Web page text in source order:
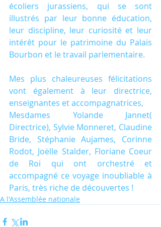
écoliers jurassiens, qui se sont
illustrés par leur bonne éducation,
leur discipline, leur curiosité et leur
intérêt pour le patrimoine du Palais
Bourbon et le travail parlementaire.
Mes plus chaleureuses félicitations
vont également à leur directrice,
enseignantes et accompagnatrices,
Mesdames Yolande Jannet(
Directrice), Sylvie Monneret, Claudine
Bride, Stéphanie Aujames, Corinne
Rodot, Joëlle Stalder, Floriane Coeur
de Roi qui ont orchestré et
accompagné ce voyage inoubliable à
Paris, très riche de découvertes !
A l'Assemblée nationale